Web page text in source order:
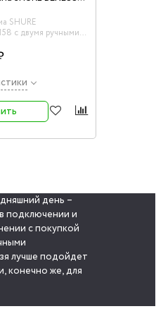
SHURE
с двумя ручными
надежности и
голоса
большим
клубах,
день –
подключении и
с покупкой
лучше подойдет
конечно же, для